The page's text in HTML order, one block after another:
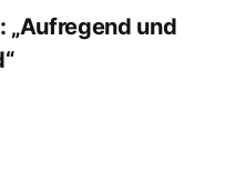
„Aufregend und